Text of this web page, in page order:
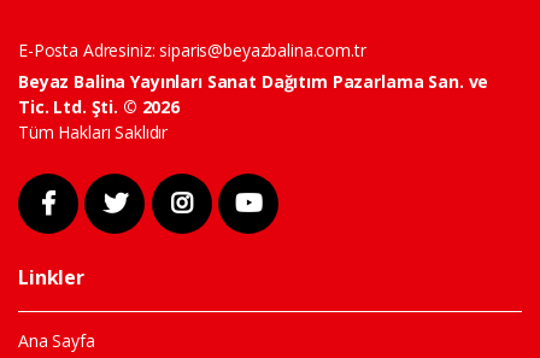
E-Posta Adresiniz:siparis@beyazbalina.com.tr
Beyaz Balina Yayınları Sanat Dağıtım Pazarlama San. ve
Tic. Ltd. Şti. © 2026
Tüm Hakları Saklıdır
Linkler
Ana Sayfa